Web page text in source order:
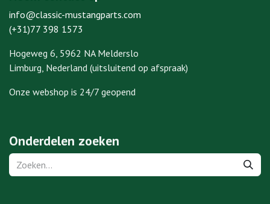
info@classic-mustangparts.com
(+31)77 398 1573
Hogeweg 6, 5962 NA Melderslo
Limburg, Nederland (uitsluitend op afspraak)
Onze webshop is 24/7 geopend
Onderdelen zoeken